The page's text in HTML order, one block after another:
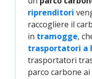
riprenditori
raccogliere il
in tramogge,
trasportatori
trasportatori
parco carbone ai